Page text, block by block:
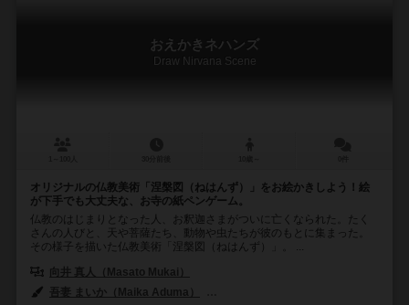
おえかきネハンズ
Draw Nirvana Scene
オリジナルの仏教美術「涅槃図（ねはんず）」をお絵かきしよう！絵
が下手でも大丈夫な、お寺の紙ペンゲーム。
仏教のはじまりとなった人、お釈迦さまがついに亡くなられた。たく
さんの人びと、天や菩薩たち、動物や虫たちが彼のもとに集まった。
その様子を描いた仏教美術「涅槃図（ねはんず）」。 ...
向井 真人（Masato Mukai）
吾妻 まいか（Maika Aduma）